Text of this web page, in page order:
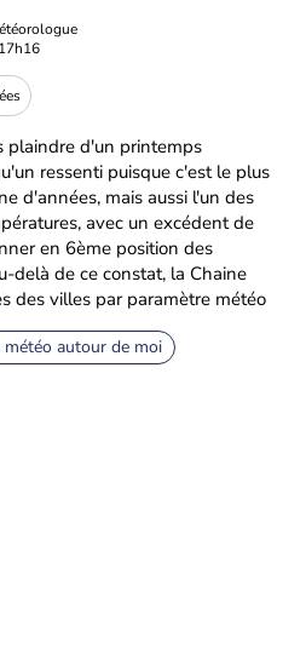
plaindre d'un printemps
ressenti puisque c'est le plus
d'années, mais aussi l'un des
avec un excédent de
en 6ème position des
delà de ce constat, la Chaine
des villes par paramètre météo
autour de moi